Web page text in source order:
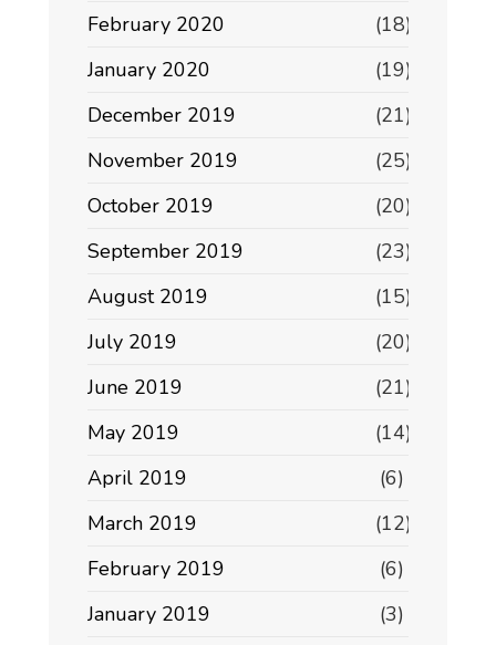
February 2020
(18)
January 2020
(19)
December 2019
(21)
November 2019
(25)
October 2019
(20)
September 2019
(23)
August 2019
(15)
July 2019
(20)
June 2019
(21)
May 2019
(14)
April 2019
(6)
March 2019
(12)
February 2019
(6)
January 2019
(3)